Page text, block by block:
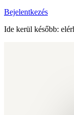
Bejelentkezés
Ide kerül később: